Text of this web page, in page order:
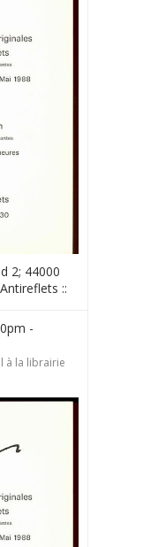
2; 44000
::
-
à la librairie